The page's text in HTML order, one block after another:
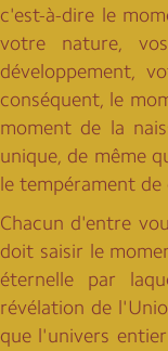
c'est-à-dire le
votre nature,
développement,
conséquent, le
moment de la
unique, de même
le tempérament
Chacun d'entre
doit saisir le
éternelle par
révélation de
que l'univers